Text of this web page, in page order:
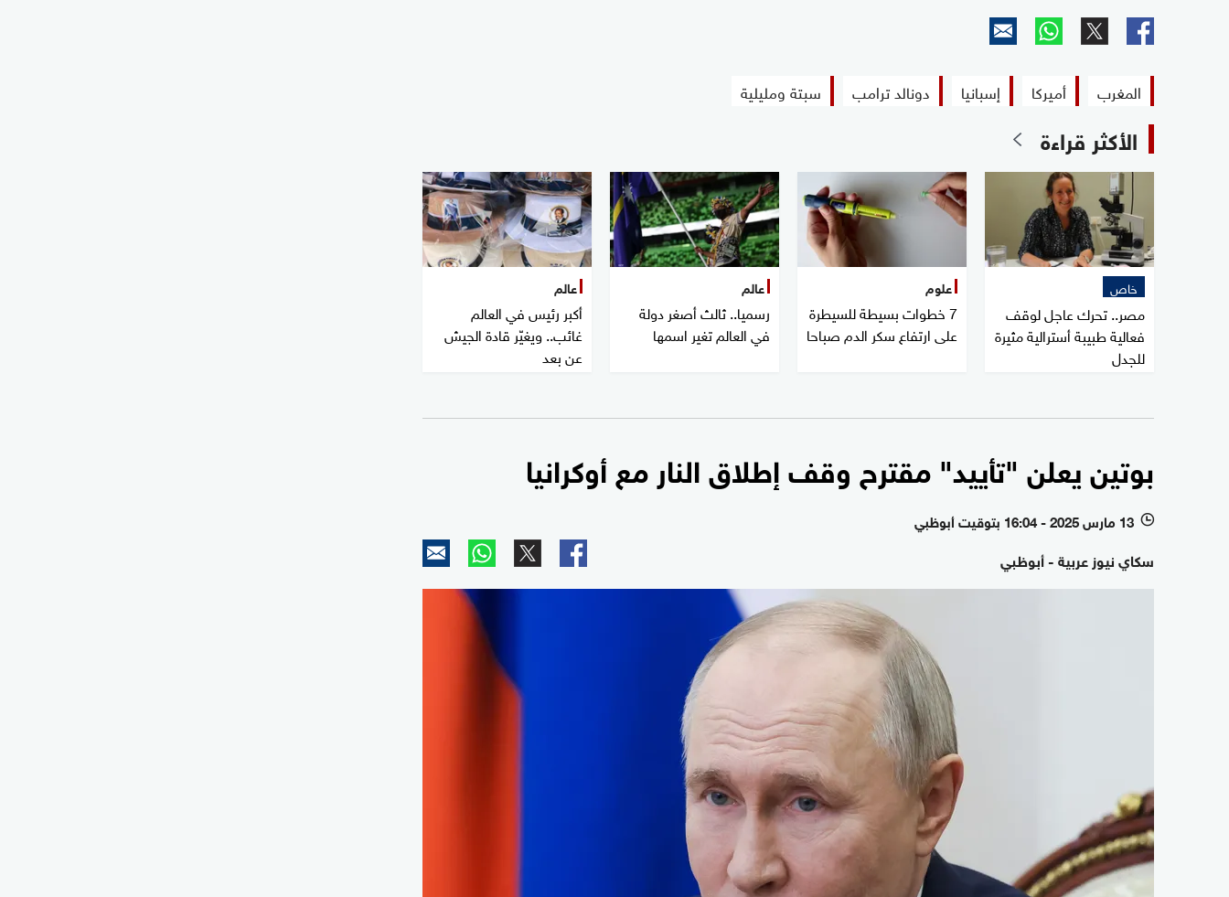
المغرب أميركا إسبانيا دونالد ترامب سبتة ومليلية
الأكثر قراءة
خاص
مصر.. تحرك عاجل لوقف
فعالية طبيبة أسترالية مثيرة
للجدل
علوم
7 خطوات بسيطة للسيطرة
على ارتفاع سكر الدم صباحا
عالم
رسميا.. ثالث أصغر دولة
في العالم تغير اسمها
عالم
أكبر رئيس في العالم
غائب.. ويغيّر قادة الجيش
عن بعد
بوتين يعلن "تأييد" مقترح وقف إطلاق النار مع أوكرانيا
l 13 مارس 2025 - 16:04 بتوقيت أبوظبي
سكاي نيوز عربية - أبوظبي